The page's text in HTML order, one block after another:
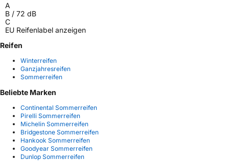
A
B / 72 dB
C
EU Reifenlabel anzeigen
Reifen
Winterreifen
Ganzjahresreifen
Sommerreifen
Beliebte Marken
Continental Sommerreifen
Pirelli Sommerreifen
Michelin Sommerreifen
Bridgestone Sommerreifen
Hankook Sommerreifen
Goodyear Sommerreifen
Dunlop Sommerreifen